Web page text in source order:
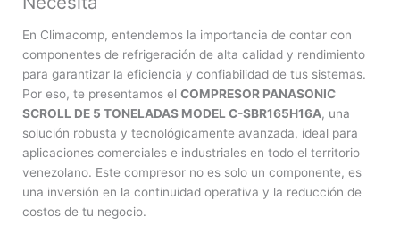
En Climacomp, entendemos la importancia de contar con
componentes de refrigeración de alta calidad y rendimiento
para garantizar la eficiencia y confiabilidad de tus sistemas.
Por eso, te presentamos el COMPRESOR PANASONIC
SCROLL DE 5 TONELADAS MODEL C-SBR165H16A, una
solución robusta y tecnológicamente avanzada, ideal para
aplicaciones comerciales e industriales en todo el territorio
venezolano. Este compresor no es solo un componente, es
una inversión en la continuidad operativa y la reducción de
costos de tu negocio.